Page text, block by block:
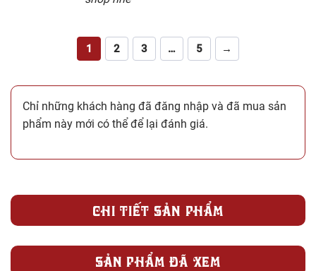
1 2 3 … 5 →
Chỉ những khách hàng đã đăng nhập và đã mua sản
phẩm này mới có thể để lại đánh giá.
CHI TIẾT SẢN PHẨM
SẢN PHẨM ĐÃ XEM